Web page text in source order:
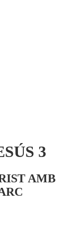
3
AMB